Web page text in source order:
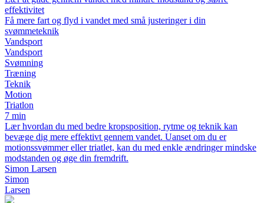
effektivitet
Få mere fart og flyd i vandet med små justeringer i din
svømmeteknik
Vandsport
Vandsport
Svømning
Træning
Teknik
Motion
Triatlon
7 min
Lær hvordan du med bedre kropsposition, rytme og teknik kan
bevæge dig mere effektivt gennem vandet. Uanset om du er
motionssvømmer eller triatlet, kan du med enkle ændringer mindske
modstanden og øge din fremdrift.
Simon Larsen
Simon
Larsen